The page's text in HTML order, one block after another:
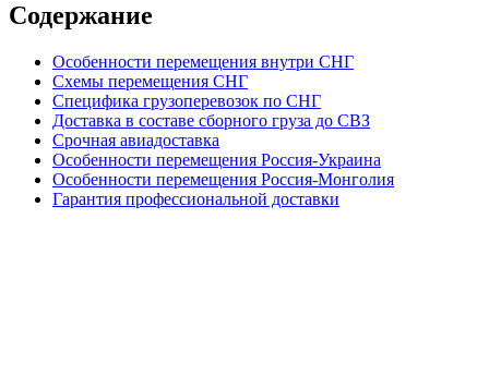
Содержание
Особенности перемещения внутри СНГ
Схемы перемещения СНГ
Специфика грузоперевозок по СНГ
Доставка в составе сборного груза до СВЗ
Срочная авиадоставка
Особенности перемещения Россия-Украина
Особенности перемещения Россия-Монголия
Гарантия профессиональной доставки